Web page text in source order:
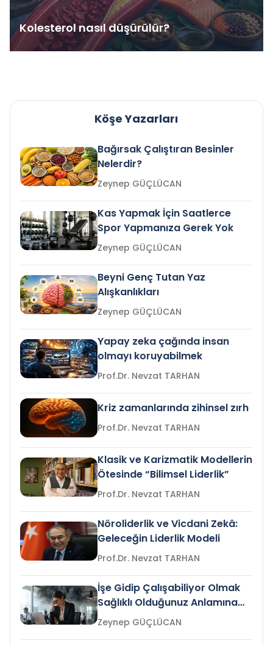
Kolesterol nasıl düşürülür?
Köşe Yazarları
Bağırsak Çalıştıran Besinler
Nelerdir?
Zeynep GÜÇLÜCAN
Kas Yapmak İçin Saatlerce
Spor Yapmanıza Gerek Yok
Zeynep GÜÇLÜCAN
Beyni Genç Tutan Yaz
Alışkanlıkları
Zeynep GÜÇLÜCAN
Yapay zeka çağında insan
olmayı koruyabilmek
Prof.Dr. Nevzat TARHAN
Kriz zamanlarında zihinsel zırh
Prof.Dr. Nevzat TARHAN
Klasik ve Karizmatik Modellerin
Ötesinde “Bilimsel Liderlik”
Prof.Dr. Nevzat TARHAN
Nöroliderlik ve Vicdani Zekâ:
Geleceğin Liderlik Modeli
Prof.Dr. Nevzat TARHAN
İşe Gidip Çalışabiliyor Olmak
Sağlıklı Olduğunuz Anlamına
Gelir mi?Zeynep GÜÇLÜCAN